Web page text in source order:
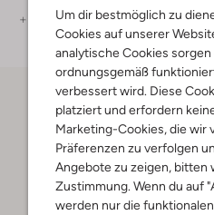
Um dir bestmöglich zu
Cookies auf unserer
analytische Cookies
ordnungsgemäß
verbessert wird. Diese
platziert und erfordern
Marketing-Cookies, die wir
Präferenzen zu verfolgen
Angebote zu zeigen, bitten
Zustimmung. Wenn du auf
werden nur die
+ mehr farben